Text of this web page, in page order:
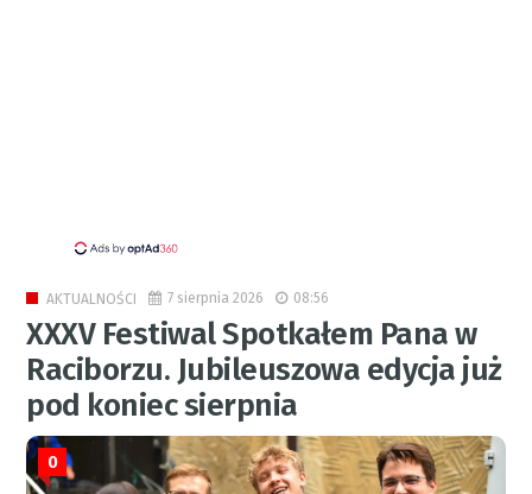
AKTUALNOŚCI 7 sierpnia 2026 08:56
XXXV Festiwal Spotkałem Pana w
Raciborzu. Jubileuszowa edycja już
pod koniec sierpnia
0